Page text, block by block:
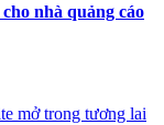
nhà quảng cáo